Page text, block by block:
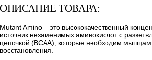
ОПИСАНИЕ ТОВАРА:
Mutant Amino – это высококачественный
источник незаменимых аминокислот с
цепочкой (ВСАА), которые необходим мышцам
восстановления.